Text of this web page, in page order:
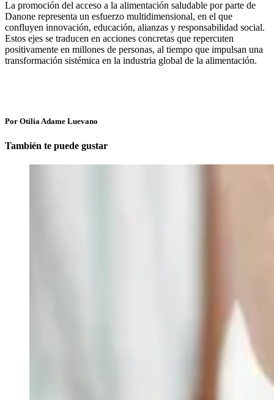
La promoción del acceso a la alimentación saludable por parte de
Danone representa un esfuerzo multidimensional, en el que
confluyen innovación, educación, alianzas y responsabilidad social.
Estos ejes se traducen en acciones concretas que repercuten
positivamente en millones de personas, al tiempo que impulsan una
transformación sistémica en la industria global de la alimentación.
Por Otilia Adame Luevano
También te puede gustar